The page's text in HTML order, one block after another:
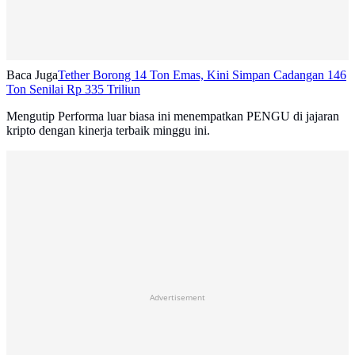
Baca JugaTether Borong 14 Ton Emas, Kini Simpan Cadangan 146
Ton Senilai Rp 335 Triliun
Mengutip Performa luar biasa ini menempatkan PENGU di jajaran
kripto dengan kinerja terbaik minggu ini.
Advertisement